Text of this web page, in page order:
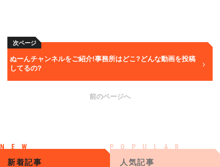
次ページ
ぬーんチャンネルをご紹介!事務所はどこ?どんな動画を投稿
してるの?
前のページへ
新着記事 人気記事